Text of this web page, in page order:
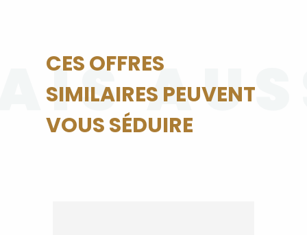
CES OFFRES
SIMILAIRES PEUVENT
VOUS SÉDUIRE